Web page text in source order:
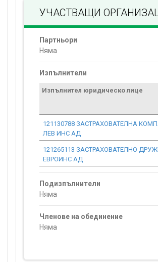
УЧАСТВАЩИ
Партньори
Няма
Изпълнители
Изпълнител юридическо лице
121130788 ЗАСТРАХОВАТЕЛНА
ЛЕВ ИНС АД
121265113 ЗАСТРАХОВАТЕЛНО
ЕВРОИНС АД
Подизпълнители
Няма
Членове на обединение
Няма